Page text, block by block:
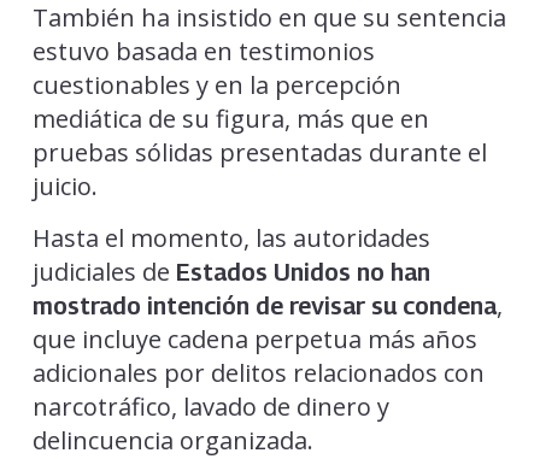
También ha insistido en que su sentencia
estuvo basada en testimonios
cuestionables y en la percepción
mediática de su figura, más que en
pruebas sólidas presentadas durante el
juicio.
Hasta el momento, las autoridades
judiciales de Estados Unidos no han
mostrado intención de revisar su condena,
que incluye cadena perpetua más años
adicionales por delitos relacionados con
narcotráfico, lavado de dinero y
delincuencia organizada.